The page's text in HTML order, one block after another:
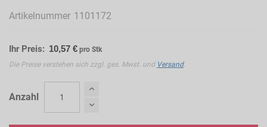
Artikelnummer 1101172
Ihr Preis: 10,57 € pro Stk
Die Preise verstehen sich zzgl. ges. Mwst. und Versand.
Anzahl